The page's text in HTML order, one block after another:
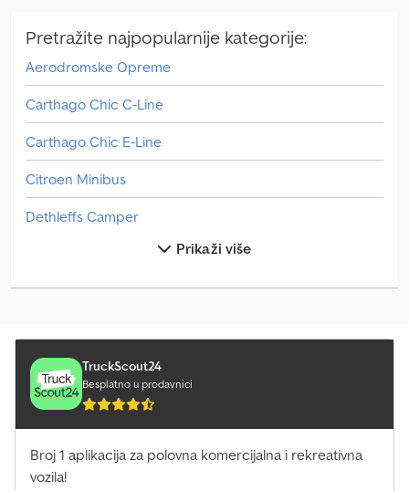
Pretražite najpopularnije kategorije:
Aerodromske Opreme
Carthago Chic C-Line
Carthago Chic E-Line
Citroen Minibus
Dethleffs Camper
Fiat Doblo Kombi
Fiat Ducato
Fiat Ducato Maxi
Iveco Eurocargo 75
Prikaži više
TruckScout24
Besplatno u prodavnici
Broj 1 aplikacija za polovna komercijalna i rekreativna
vozila!